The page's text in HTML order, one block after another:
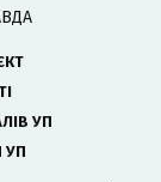
УП
УП